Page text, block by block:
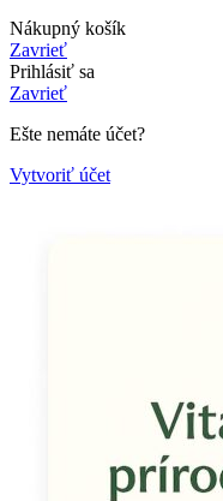
Nákupný košík
Zavrieť
Prihlásiť sa
Zavrieť
Ešte nemáte účet?
Vytvoriť účet